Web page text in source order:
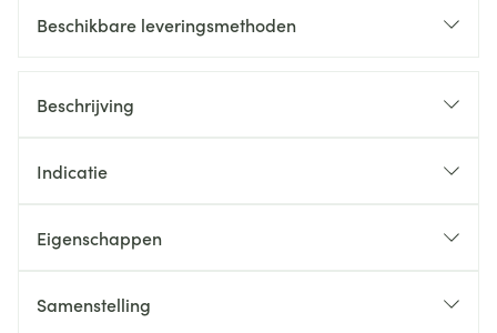
Beschikbare leveringsmethoden
Beschrijving
Indicatie
Eigenschappen
Samenstelling